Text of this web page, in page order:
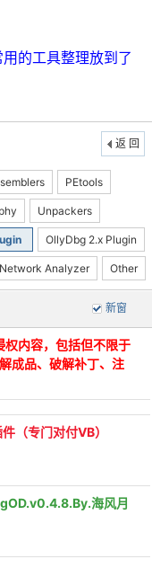
的工具整理放到了
返 回
PEtools
Unpackers
OllyDbg 2.x Plugin
Network Analyzer Other
新窗
权内容，包括但不限于
成品、破解补丁、注
（专门对付VB）
海风月